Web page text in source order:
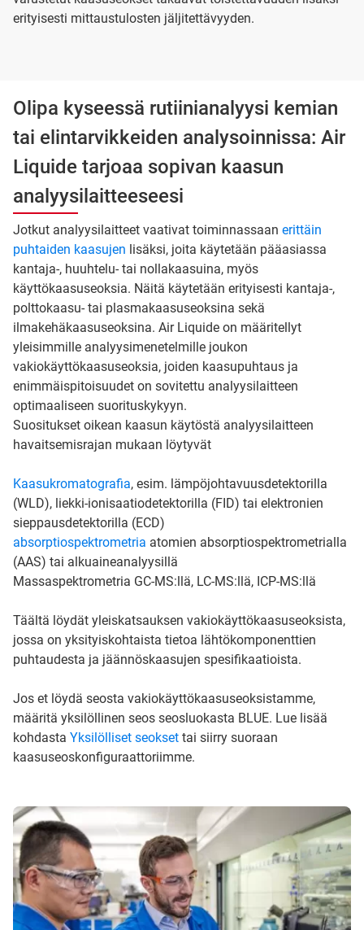
erityisesti mittaustulosten jäljitettävyyden.
Olipa kyseessä rutiinianalyysi kemian
tai elintarvikkeiden analysoinnissa: Air
Liquide tarjoaa sopivan kaasun
analyysilaitteeseesi
Jotkut analyysilaitteet vaativat toiminnassaan erittäin
puhtaiden kaasujen lisäksi, joita käytetään pääasiassa
kantaja-, huuhtelu- tai nollakaasuina, myös
käyttökaasuseoksia. Näitä käytetään erityisesti kantaja-,
polttokaasu- tai plasmakaasuseoksina sekä
ilmakehäkaasuseoksina. Air Liquide on määritellyt
yleisimmille analyysimenetelmille joukon
vakiokäyttökaasuseoksia, joiden kaasupuhtaus ja
enimmäispitoisuudet on sovitettu analyysilaitteen
optimaaliseen suorituskykyyn.
Suositukset oikean kaasun käytöstä analyysilaitteen
havaitsemisrajan mukaan löytyvät
Kaasukromatografia, esim. lämpöjohtavuusdetektorilla
(WLD), liekki-ionisaatiodetektorilla (FID) tai elektronien
sieppausdetektorilla (ECD)
absorptiospektrometria atomien absorptiospektrometrialla
(AAS) tai alkuaineanalyysillä
Massaspektrometria GC-MS:llä, LC-MS:llä, ICP-MS:llä
Täältä löydät yleiskatsauksen vakiokäyttökaasuseoksista,
jossa on yksityiskohtaista tietoa lähtökomponenttien
puhtaudesta ja jäännöskaasujen spesifikaatioista.
Jos et löydä seosta vakiokäyttökaasuseoksistamme,
määritä yksilöllinen seos seosluokasta BLUE. Lue lisää
kohdasta Yksilölliset seokset tai siirry suoraan
kaasuseoskonfiguraattoriimme.